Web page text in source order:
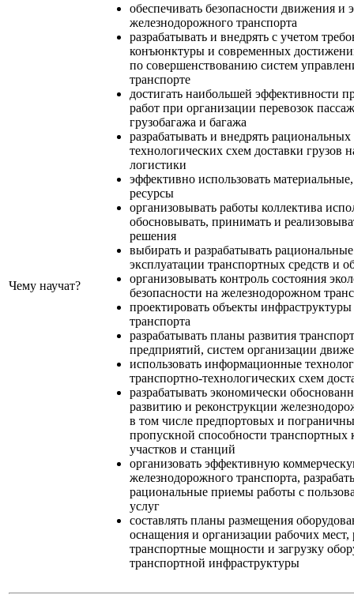
Чему научат?
обеспечивать безопасности движения и
железнодорожного транспорта
разрабатывать и внедрять с учетом
конъюнктуры и современных
по совершенствованию систем
транспорте
достигать наибольшей эффективности
работ при организации перевозок
грузобагажа и багажа
разрабатывать и внедрять
технологических схем доставки грузов
логистики
эффективно использовать
ресурсы
организовывать работы коллектива
обосновывать, принимать и
решения
выбирать и разрабатывать
эксплуатации транспортных средств и
организовывать контроль состояния
безопасности на железнодорожном
проектировать объекты
транспорта
разрабатывать планы развития
предприятий, систем организации
использовать информационные
транспортно-технологических схем
разрабатывать экономически
развитию и реконструкции
в том числе предпортовых и
пропускной способности транспортных
участков и станций
организовать эффективную
железнодорожного транспорта,
рациональные приемы работы с
услуг
составлять планы размещения
оснащения и организации рабочих мест,
транспортные мощности и загрузку
транспортной инфраструктуры